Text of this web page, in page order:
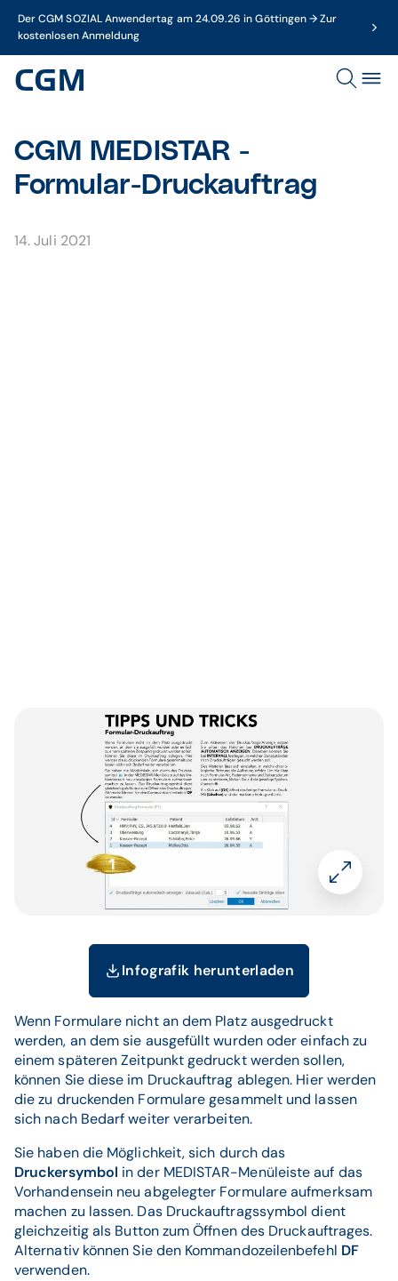
Der CGM SOZIAL Anwendertag am 24.09.26 in Göttingen → Zur
kostenlosen Anmeldung
CGM MEDISTAR -
Formular-Druckauftrag
14. Juli 2021
Infografik herunterladen
Wenn Formulare nicht an dem Platz ausgedruckt
werden, an dem sie ausgefüllt wurden oder einfach zu
einem späteren Zeitpunkt gedruckt werden sollen,
können Sie diese im Druckauftrag ablegen. Hier werden
die zu druckenden Formulare gesammelt und lassen
sich nach Bedarf weiter verarbeiten.
Sie haben die Möglichkeit, sich durch das
Druckersymbol in der MEDISTAR-Menüleiste auf das
Vorhandensein neu abgelegter Formulare aufmerksam
machen zu lassen. Das Druckauftragssymbol dient
gleichzeitig als Button zum Öffnen des Druckauftrages.
Alternativ können Sie den Kommandozeilenbefehl DF
verwenden.